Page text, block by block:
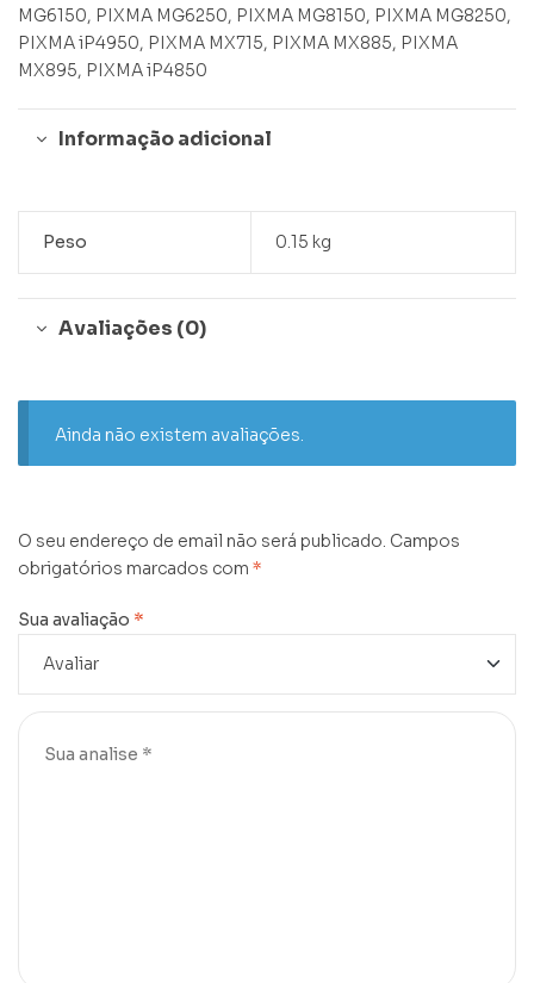
MG6150, PIXMA MG6250, PIXMA MG8150, PIXMA MG8250,
PIXMA iP4950, PIXMA MX715, PIXMA MX885, PIXMA
MX895, PIXMA iP4850
Informação adicional
Peso 0.15 kg
Avaliações (0)
Ainda não existem avaliações.
O seu endereço de email não será publicado. Campos
obrigatórios marcados com *
Sua avaliação *